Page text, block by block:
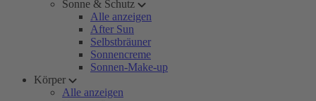
Sonne & Schutz
Alle anzeigen
After Sun
Selbstbräuner
Sonnencreme
Sonnen-Make-up
Körper
Alle anzeigen